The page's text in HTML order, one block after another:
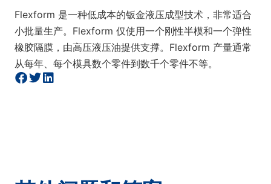
Flexform 是一种低成本的钣金液压成型技术，非常适合
小批量生产。Flexform 仅使用一个刚性半模和一个弹性
橡胶隔膜，由高压液压油提供支撑。Flexform 产量通常
从每年、每个模具数个零件到数千个零件不等。